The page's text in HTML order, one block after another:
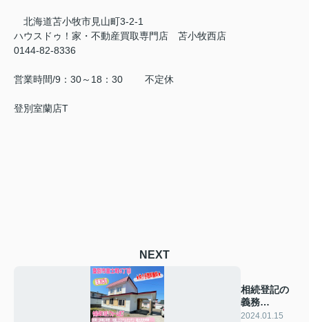
北海道苫小牧市見山町3-2-1
ハウスドゥ！家・不動産買取専門店 苫小牧西店
0144-82-8336
営業時間/9：30～18：30 不定休
登別室蘭店T
NEXT
相続登記の
義務
化？？？
2024.01.15